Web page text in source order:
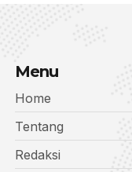
Menu
Home
Tentang
Redaksi